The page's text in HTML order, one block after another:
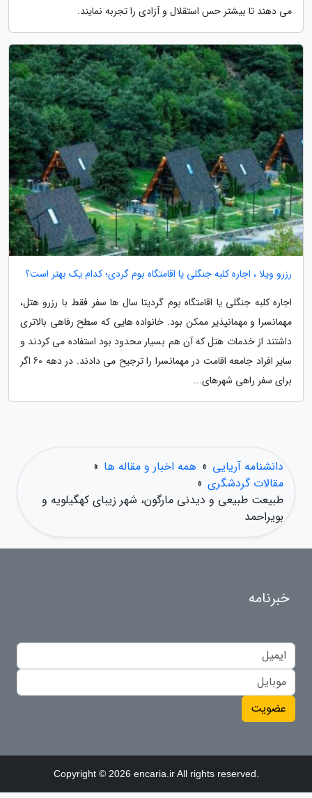
می دهند تا بیشتر حس استقلال و آزادی را تجربه نمایند.
رزرو ویلا ، اجاره کلبه جنگلی یا اقامتگاه بوم گردی؛ کدام یک بهتر است؟
اجاره کلبه جنگلی یا اقامتگاه بوم گردیتا سال ها سفر فقط با رزرو هتل،
مهمانسرا و مهمانپذیر ممکن بود. خانواده هایی که سطح رفاهی بالاتری
داشتند از خدمات هتل که آن هم بسیار محدود بود استفاده می کردند و
سایر افراد جامعه اقامت در مهمانسرا را ترجیح می دادند. در دهه 60 اگر
برای سفر راهی شهرهای...
دانشنامه آریایی » همه اخبار و مقاله ها »
مقالات گردشگری »
طبیعت طبیعی و دیدنی مارگون، شهر زیبای کهگیلویه و
بویراحمد
خبرنامه
عضویت
Copyright © 2026 encaria.ir All rights reserved.